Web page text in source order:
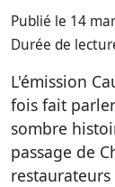
Publié le 14
Durée de
L'émission
fois fait
sombre
passage de